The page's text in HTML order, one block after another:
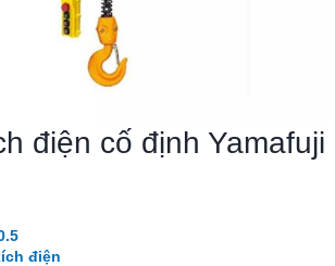
điện cố định Yamafuji
điện